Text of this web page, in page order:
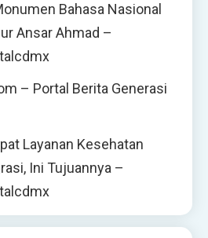
Bahasa Nasional
Ansar Ahmad –
– Portal Berita Generasi
Layanan Kesehatan
Ini Tujuannya –